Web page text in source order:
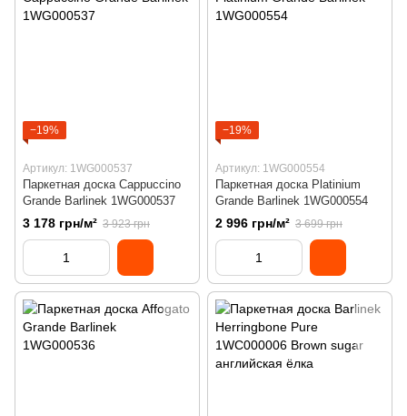
−19%
Артикул: 1WG000537
Паркетная доска Cappuccino
Grande Barlinek 1WG000537
3 178 грн/м² 3 923 грн
−19%
Артикул: 1WG000554
Паркетная доска Platinium
Grande Barlinek 1WG000554
2 996 грн/м² 3 699 грн